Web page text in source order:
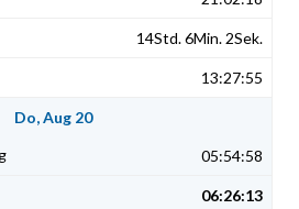
14Std. 6Min. 2Sek.
13:27:55
Do, Aug 20
05:54:58
06:26:13